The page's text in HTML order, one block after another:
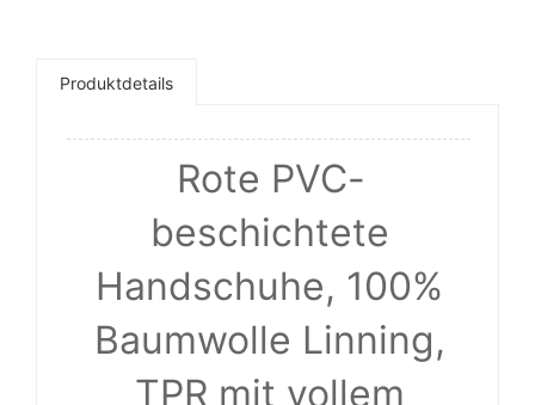
Produktdetails
Rote PVC-
beschichtete
Handschuhe, 100%
Baumwolle Linning,
TPR mit vollem